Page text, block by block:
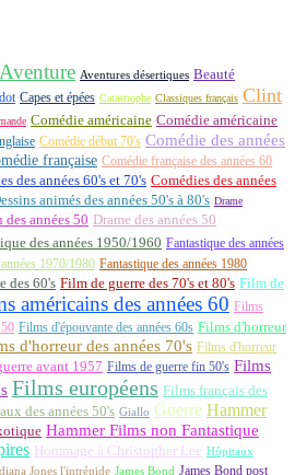
Aventure Aventures désertiques Beauté
Capes et épées Catastrophe Classiques français Clint
Comédie américaine Comédie américaine
Comédie début 70's Comédie des années
française Comédie française des années 60
des années 60's et 70's Comédies des années
animés des années 50's à 80's Drame
des années 50 Drame des années 50
des années 1950/1960 Fantastique des années
1970/1980 Fantastique des années 1980
des 60's Film de guerre des 70's et 80's Film de
américains des années 60 Films
Films d'épouvante des années 60s Films d'horreur
d'horreur des années 70's Films d'horreur
avant 1957 Films de guerre fin 50's Films
Films européens Films français des
des années 50's Giallo Guerre Hammer
Hammer Films non Fantastique
Hommage à Christopher Lee Hôpitaux
Jones l'intrépide James Bond James Bond post